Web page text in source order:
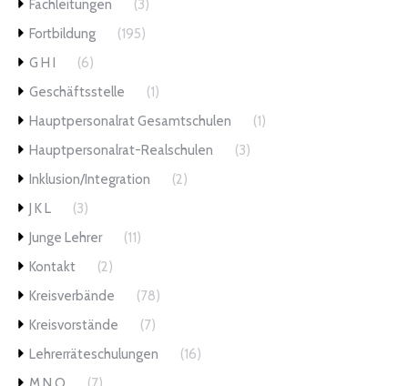
Fachleitungen
(3)
Fortbildung
(195)
G H I
(6)
Geschäftsstelle
(1)
Hauptpersonalrat Gesamtschulen
(1)
Hauptpersonalrat-Realschulen
(3)
Inklusion/Integration
(2)
J K L
(3)
Junge Lehrer
(11)
Kontakt
(2)
Kreisverbände
(78)
Kreisvorstände
(7)
Lehrerräteschulungen
(16)